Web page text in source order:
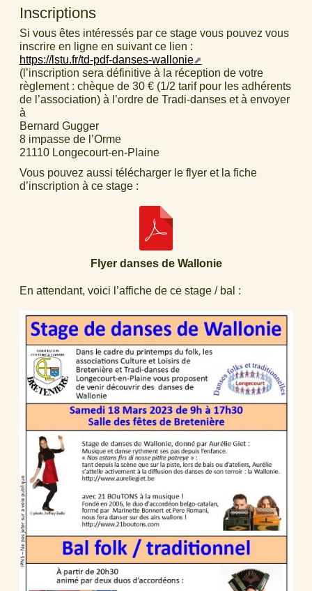
Inscriptions
Si vous êtes intéressés par ce stage vous pouvez vous
inscrire en ligne en suivant ce lien :
https://lstu.fr/td-pdf-danses-wallonie
(l’inscription sera définitive à la réception de votre
règlement : chèque de 30 € (1/2 tarif pour les adhérents
de l’association) à l’ordre de Tradi-danses et à envoyer
à
Bernard Gugger
8 impasse de l’Orme
21110 Longecourt-en-Plaine
Vous pouvez aussi télécharger le flyer et la fiche
d’inscription à ce stage :
Flyer danses de Wallonie
En attendant, voici l’affiche de ce stage / bal :